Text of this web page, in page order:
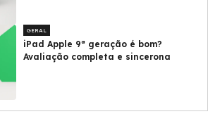
GERAL
iPad Apple 9ª geração é bom?
Avaliação completa e sincerona